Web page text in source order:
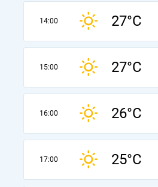
14:00 27°C
15:00 27°C
16:00 26°C
17:00 25°C